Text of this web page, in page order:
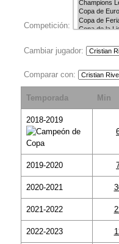
Competición:
Cambiar jugador:
Comparar con:
Temporada Min
2018-2019
2019-2020
2020-2021
2021-2022
2022-2023